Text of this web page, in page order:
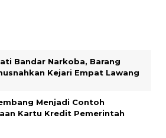
Bandar Narkoba, Barang
Kejari Empat Lawang
Menjadi Contoh
Kartu Kredit Pemerintah